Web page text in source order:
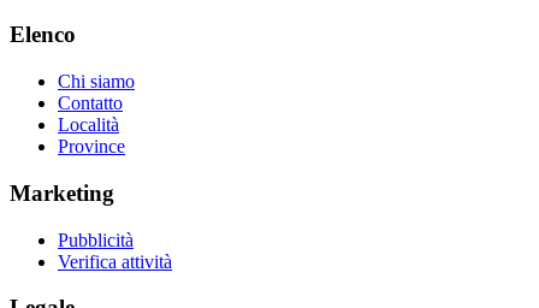
Elenco
Chi siamo
Contatto
Località
Province
Marketing
Pubblicità
Verifica attività